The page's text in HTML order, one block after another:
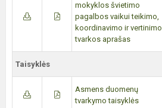
mokyklos švietimo
pagalbos vaikui teikimo,
koordinavimo ir vertinimo
tvarkos aprašas
Taisyklės
Asmens duomenų
tvarkymo taisyklės